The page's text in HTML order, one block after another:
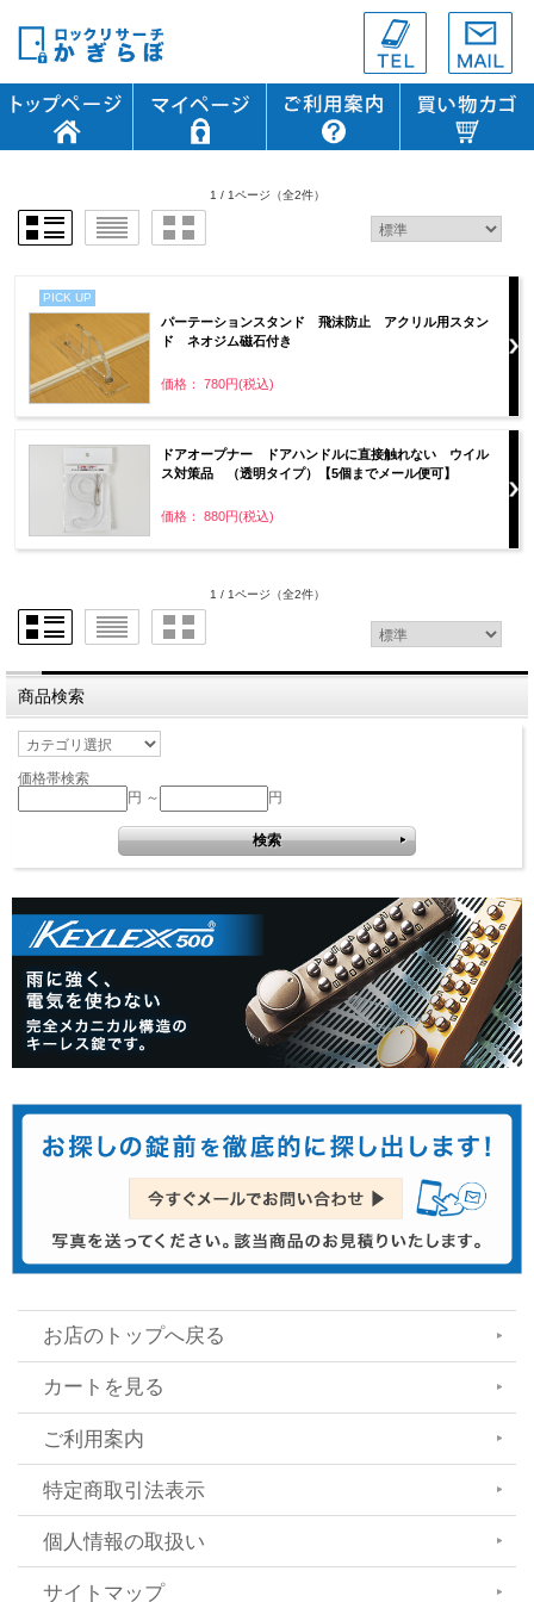
1 / 1ページ （全2件）
PICK UP
パーテーションスタンド 飛沫防止 アクリル用スタン
ド ネオジム磁石付き
価格： 780円(税込)
ドアオープナー ドアハンドルに直接触れない ウイル
ス対策品 （透明タイプ）【5個までメール便可】
価格： 880円(税込)
1 / 1ページ （全2件）
商品検索
価格帯検索
円 ～
円
お店のトップへ戻る
カートを見る
ご利用案内
特定商取引法表示
個人情報の取扱い
サイトマップ